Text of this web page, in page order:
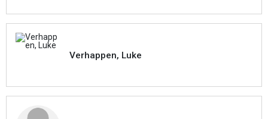
Verhappen, Luke